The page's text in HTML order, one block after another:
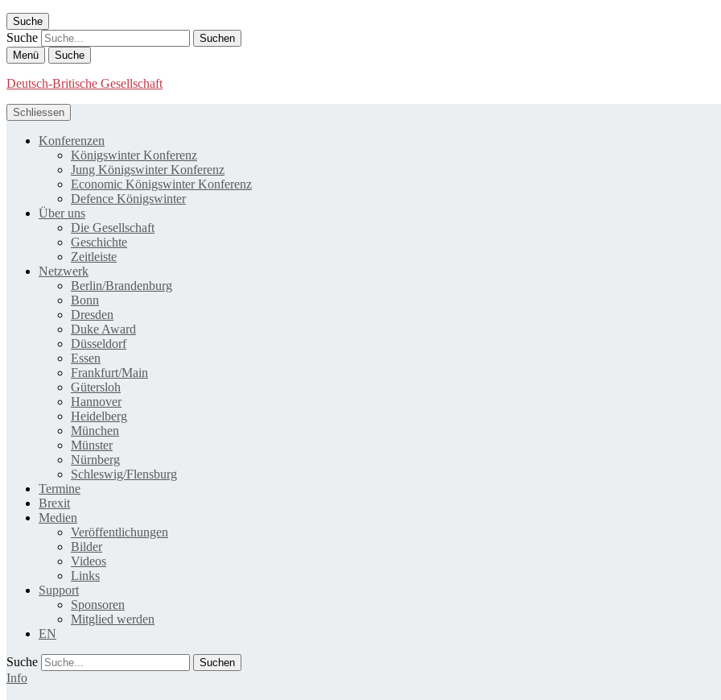
Suche
Suche
Menü Suche
Deutsch-Britische Gesellschaft
Schliessen
Konferenzen
Königswinter Konferenz
Jung Königswinter Konferenz
Economic Königswinter Konferenz
Defence Königswinter
Über uns
Die Gesellschaft
Geschichte
Zeitleiste
Netzwerk
Berlin/Brandenburg
Bonn
Dresden
Duke Award
Düsseldorf
Essen
Frankfurt/Main
Gütersloh
Hannover
Heidelberg
München
Münster
Nürnberg
Schleswig/Flensburg
Termine
Brexit
Medien
Veröffentlichungen
Bilder
Videos
Links
Support
Sponsoren
Mitglied werden
EN
Suche
Info